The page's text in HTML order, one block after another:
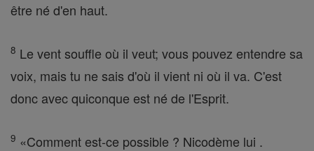
être né d'en haut.
8 Le vent souffle où il veut; vous pouvez entendre sa
voix, mais tu ne sais d'où il vient ni où il va. C'est
donc avec quiconque est né de l'Esprit.
9 «Comment est-ce possible ? Nicodème lui .